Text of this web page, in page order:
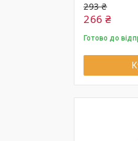
293 ₴
266 ₴
Готово до